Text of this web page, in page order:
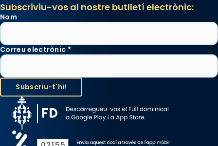
Subscriviu-vos al nostre butlletí electrònic:
Nom
Correu electrònic *